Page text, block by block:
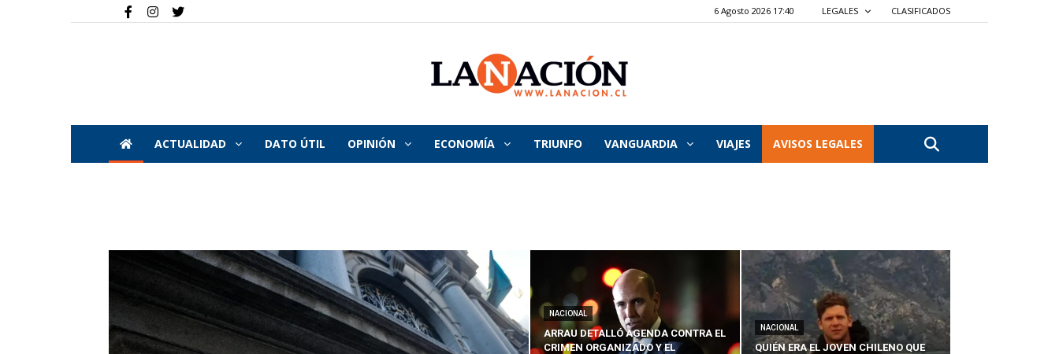
6 Agosto 2026 17:40 LEGALES CLASIFICADOS
La
Nación
ACTUALIDAD DATO ÚTIL OPINIÓN ECONOMÍA TRIUNFO VANGUARDIA VIAJES AVISOS LEGALES
NACIONAL
ARRAU DETALLÓ AGENDA CONTRA EL
CRIMEN ORGANIZADO Y EL
NACIONAL
QUIÉN ERA EL JOVEN CHILENO QUE